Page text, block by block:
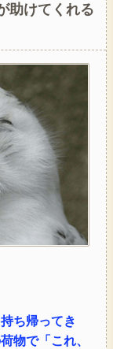
助けてくれる
ち帰ってき
物で「これ、